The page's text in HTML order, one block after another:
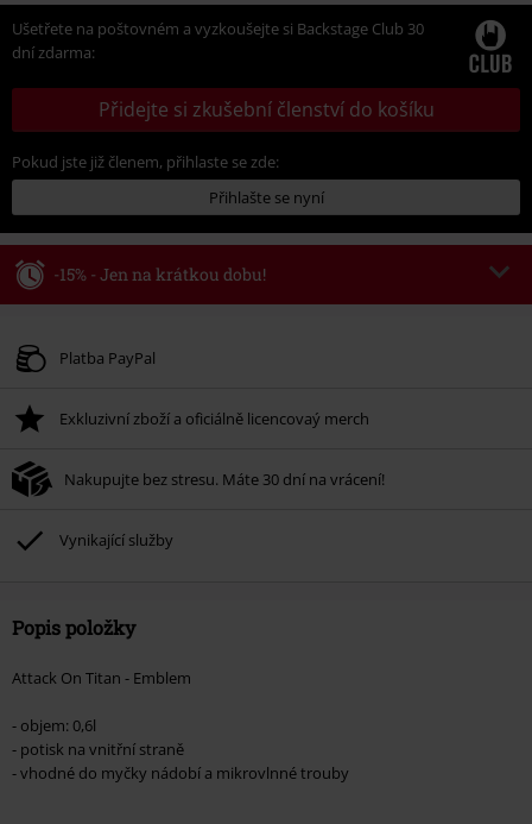
Ušetřete na poštovném a vyzkoušejte si Backstage Club 30
dní zdarma:
Přidejte si zkušební členství do košíku
Pokud jste již členem, přihlaste se zde:
Přihlašte se nyní
-15% - Jen na krátkou dobu!
Platné do 8/9/26
Po zadání kódu v košíku, se sleva uplatní automaticky.
Nelze kombinovat s jinými akciovými kódy. Sleva se nevztahuje na: knihy,
média, vstupenky, Rammstein, (Till) Lindemann, Böhse Onkelz, Broilers, Die
podpoříte nadaci.
Platba PayPal
Exkluzivní zboží a oficiálně licencovaý merch
Nakupujte bez stresu. Máte 30 dní na vrácení!
Vynikající služby
Popis položky
Attack On Titan - Emblem
- objem: 0,6l
- potisk na vnitřní straně
- vhodné do myčky nádobí a mikrovlnné trouby